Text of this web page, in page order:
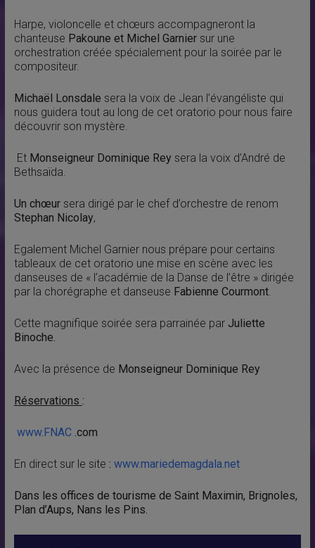
Harpe, violoncelle et chœurs accompagneront la
chanteuse Pakoune et Michel Garniersur une
orchestration créée spécialement pour la soirée par le
compositeur.
Michaël Lonsdale sera la voix de Jean l’évangéliste qui
nous guidera tout au long de cet oratorio pour nous faire
découvrir son mystère.
Et Monseigneur Dominique Rey sera la voix d’André de
Bethsaïda.
Un chœur sera dirigé par le chef d’orchestre de renom
Stephan Nicolay,
Egalement Michel Garnier nous prépare pour certains
tableaux de cet oratorio une mise en scène avec les
danseuses de « l’académie de la Danse de l’être » dirigée
par la chorégraphe et danseuse Fabienne Courmont.
Cette magnifique soirée sera parrainée par Juliette
Binoche.
Avec la présence de Monseigneur Dominique Rey
Réservations :
www.FNAC.com
En direct sur le site : www.mariedemagdala.net
Dans les offices de tourisme de Saint Maximin, Brignoles,
Plan d’Aups, Nans les Pins.